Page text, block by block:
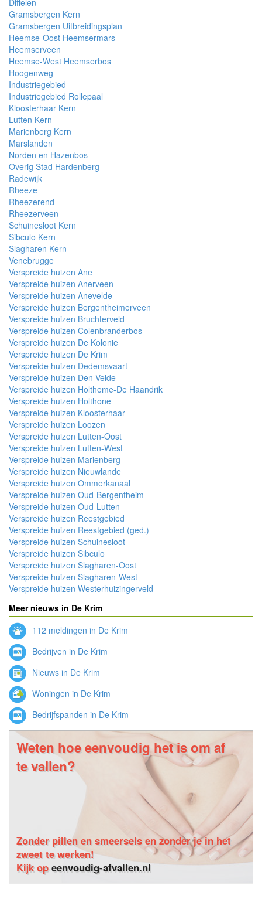
Diffelen
Gramsbergen Kern
Gramsbergen Uitbreidingsplan
Heemse-Oost Heemsermars
Heemserveen
Heemse-West Heemserbos
Hoogenweg
Industriegebied
Industriegebied Rollepaal
Kloosterhaar Kern
Lutten Kern
Marienberg Kern
Marslanden
Norden en Hazenbos
Overig Stad Hardenberg
Radewijk
Rheeze
Rheezerend
Rheezerveen
Schuinesloot Kern
Sibculo Kern
Slagharen Kern
Venebrugge
Verspreide huizen Ane
Verspreide huizen Anerveen
Verspreide huizen Anevelde
Verspreide huizen Bergentheimerveen
Verspreide huizen Bruchterveld
Verspreide huizen Colenbranderbos
Verspreide huizen De Kolonie
Verspreide huizen De Krim
Verspreide huizen Dedemsvaart
Verspreide huizen Den Velde
Verspreide huizen Holtheme-De Haandrik
Verspreide huizen Holthone
Verspreide huizen Kloosterhaar
Verspreide huizen Loozen
Verspreide huizen Lutten-Oost
Verspreide huizen Lutten-West
Verspreide huizen Marienberg
Verspreide huizen Nieuwlande
Verspreide huizen Ommerkanaal
Verspreide huizen Oud-Bergentheim
Verspreide huizen Oud-Lutten
Verspreide huizen Reestgebied
Verspreide huizen Reestgebied (ged.)
Verspreide huizen Schuinesloot
Verspreide huizen Sibculo
Verspreide huizen Slagharen-Oost
Verspreide huizen Slagharen-West
Verspreide huizen Westerhuizingerveld
Meer nieuws in De Krim
112 meldingen in De Krim
Bedrijven in De Krim
Nieuws in De Krim
Woningen in De Krim
Bedrijfspanden in De Krim
Weten hoe eenvoudig het is om af
te vallen?
Zonder pillen en smeersels en zonder je in het
zweet te werken!
Kijk opeenvoudig-afvallen.nl